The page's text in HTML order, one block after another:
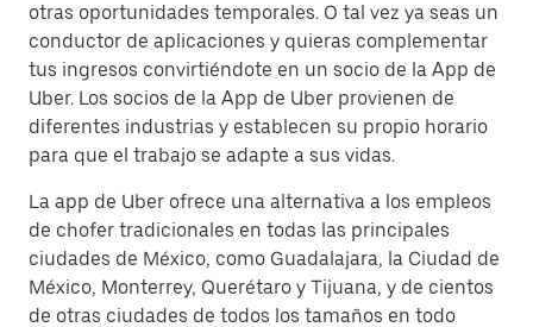
otras oportunidades temporales. O tal vez ya seas un
conductor de aplicaciones y quieras complementar
tus ingresos convirtiéndote en un socio de la App de
Uber. Los socios de la App de Uber provienen de
diferentes industrias y establecen su propio horario
para que el trabajo se adapte a sus vidas.
La app de Uber ofrece una alternativa a los empleos
de chofer tradicionales en todas las principales
ciudades de México, como Guadalajara, la Ciudad de
México, Monterrey, Querétaro y Tijuana, y de cientos
de otras ciudades de todos los tamaños en todo